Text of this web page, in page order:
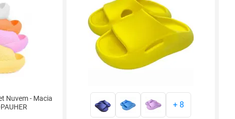
Nuvem - Macia
+ 8